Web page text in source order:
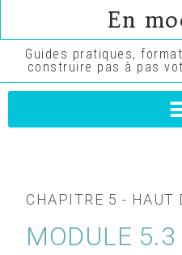
En
Guides pratiques,
construire pas à pas
CHAPITRE 5 - HAUT
MODULE